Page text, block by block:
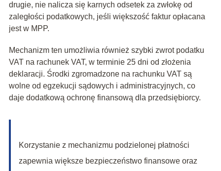
drugie, nie nalicza się karnych odsetek za zwłokę od
zaległości podatkowych, jeśli większość faktur opłacana
jest w MPP.
Mechanizm ten umożliwia również szybki zwrot podatku
VAT na rachunek VAT, w terminie 25 dni od złożenia
deklaracji. Środki zgromadzone na rachunku VAT są
wolne od egzekucji sądowych i administracyjnych, co
daje dodatkową ochronę finansową dla przedsiębiorcy.
Korzystanie z mechanizmu podzielonej płatności
zapewnia większe bezpieczeństwo finansowe oraz